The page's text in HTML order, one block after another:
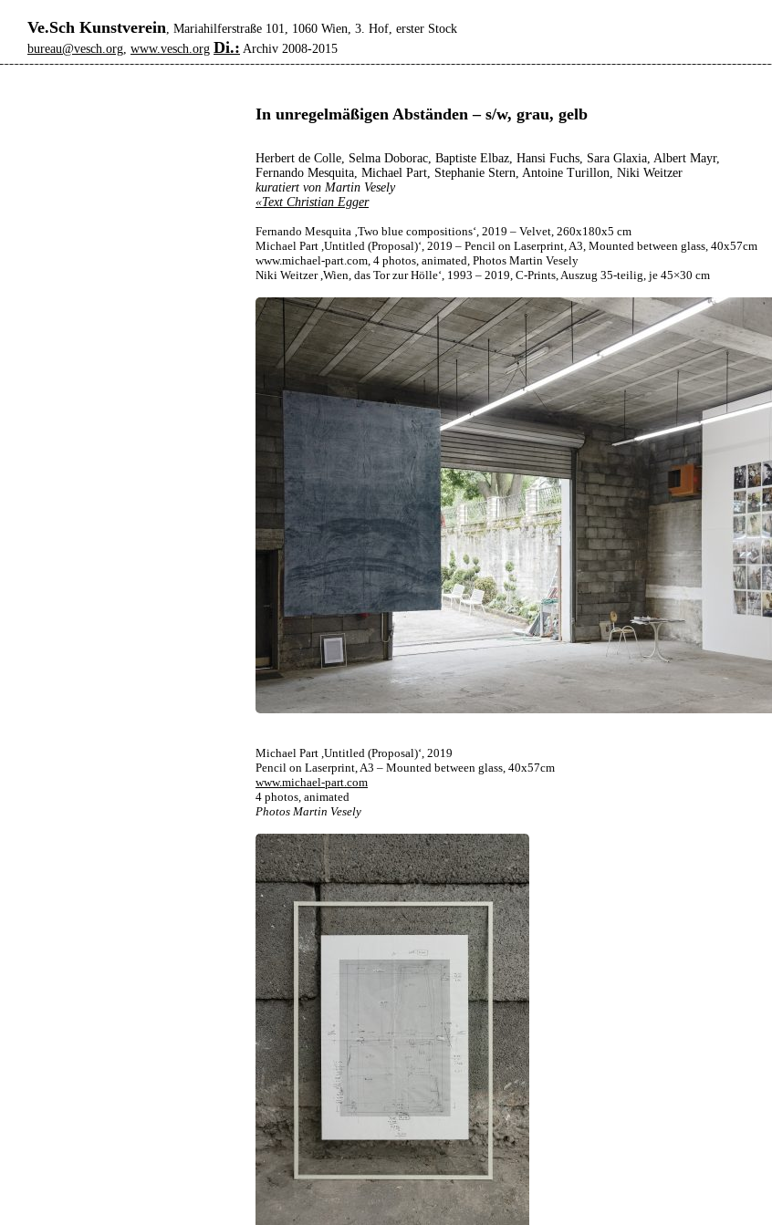
Ve.Sch Kunstverein, Mariahilferstraße 101, 1060 Wien, 3. Hof, erster Stock
bureau@vesch.org, www.vesch.org Di.: Archiv 2008-2015
In unregelmäßigen Abständen – s/w, grau, gelb
Herbert de Colle, Selma Doborac, Baptiste Elbaz, Hansi Fuchs, Sara Glaxia, Albert Mayr,
Fernando Mesquita, Michael Part, Stephanie Stern, Antoine Turillon, Niki Weitzer
kuratiert von Martin Vesely
«Text Christian Egger
Fernando Mesquita ‚Two blue compositions‘, 2019 – Velvet, 260x180x5 cm
Michael Part ,Untitled (Proposal)‘, 2019 – Pencil on Laserprint, A3, Mounted between glass, 40x57cm
www.michael-part.com, 4 photos, animated, Photos Martin Vesely
Niki Weitzer ,Wien, das Tor zur Hölle‘, 1993 – 2019, C-Prints, Auszug 35-teilig, je 45×30 cm
Michael Part ,Untitled (Proposal)‘, 2019
Pencil on Laserprint, A3 – Mounted between glass, 40x57cm
www.michael-part.com
4 photos, animated
Photos Martin Vesely